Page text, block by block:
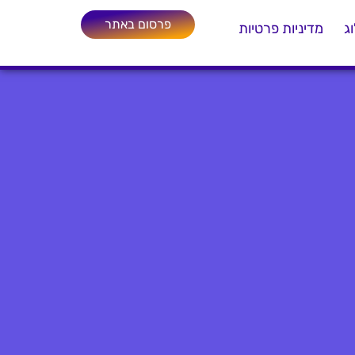
מדיניות פרטיות פרסום באתר